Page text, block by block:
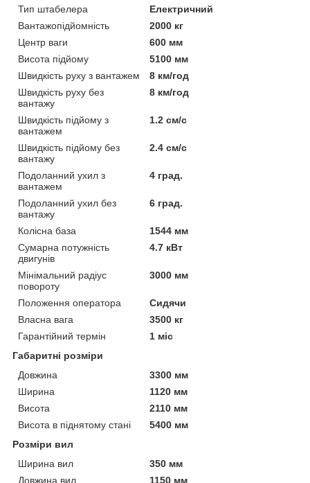
Тип штабелера
Електричний
Вантажопідйомність
2000 кг
Центр ваги
600 мм
Висота підйому
5100 мм
Швидкість руху з вантажем
8 км/год
Швидкість руху без
вантажу
8 км/год
Швидкість підйому з
вантажем
1.2 см/с
Швидкість підйому без
вантажу
2.4 см/с
Подоланний ухил з
вантажем
4 град.
Подоланний ухил без
вантажу
6 град.
Колісна база
1544 мм
Сумарна потужність
двигунів
4.7 кВт
Мінімальний радіус
повороту
3000 мм
Положення оператора
Сидячи
Власна вага
3500 кг
Гарантійний термін
1 міс
Габаритні розміри
Довжина
3300 мм
Ширина
1120 мм
Висота
2110 мм
Висота в піднятому стані
5400 мм
Розміри вил
Ширина вил
350 мм
Довжина вил
1150 мм